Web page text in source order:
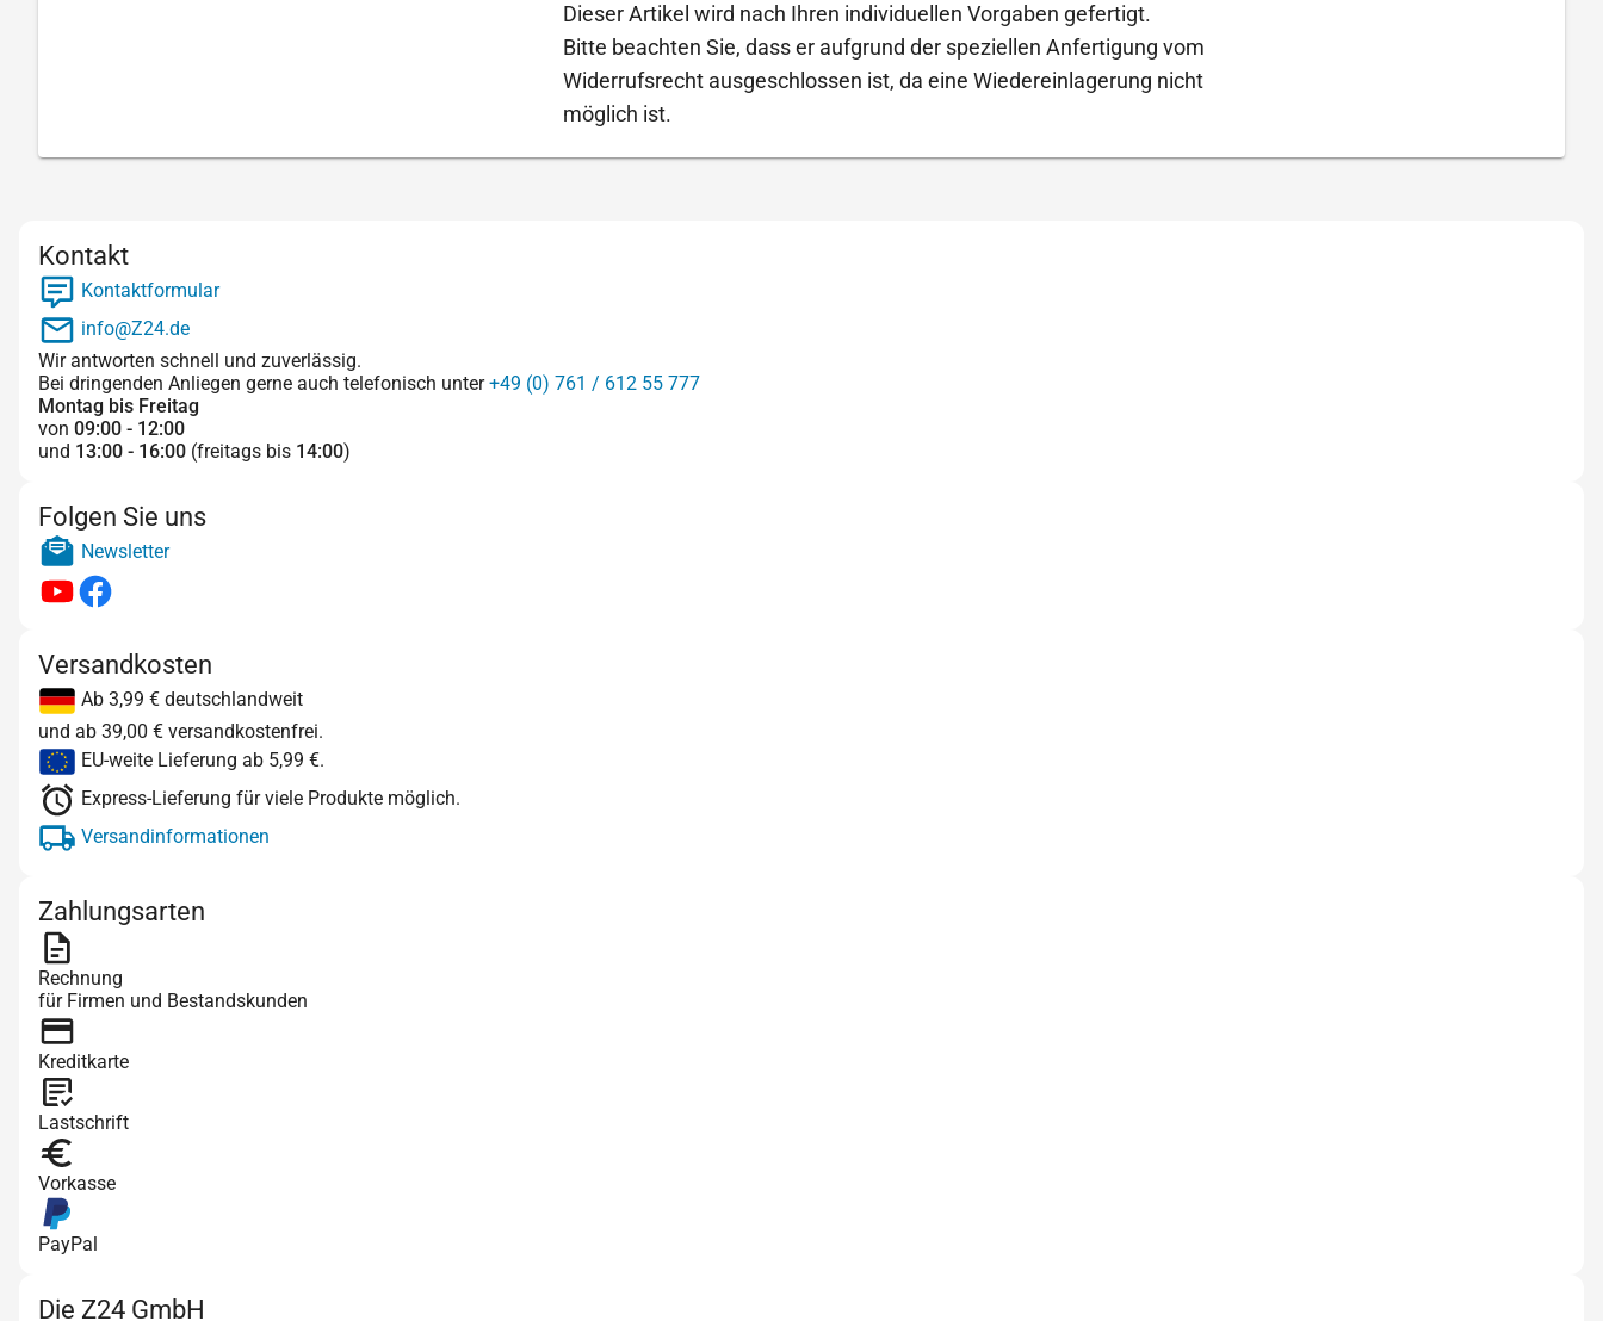
Dieser Artikel wird nach Ihren individuellen Vorgaben gefertigt.
Bitte beachten Sie, dass er aufgrund der speziellen Anfertigung vom
Widerrufsrecht ausgeschlossen ist, da eine Wiedereinlagerung nicht
möglich ist.
Kontakt
Kontaktformular
info@Z24.de
Wir antworten schnell und zuverlässig.
Bei dringenden Anliegen gerne auch telefonisch unter+49 (0) 761 / 612 55 777
Montag bis Freitag
von 09:00 - 12:00
und 13:00 - 16:00 (freitags bis 14:00)
Folgen Sie uns
Newsletter
Versandkosten
Ab 3,99 € deutschlandweit
und ab 39,00 € versandkostenfrei.
EU-weite Lieferung ab 5,99 €.
Express-Lieferung für viele Produkte möglich.
Versandinformationen
Zahlungsarten
Rechnung
für Firmen und Bestandskunden
Kreditkarte
Lastschrift
Vorkasse
PayPal
Die Z24 GmbH